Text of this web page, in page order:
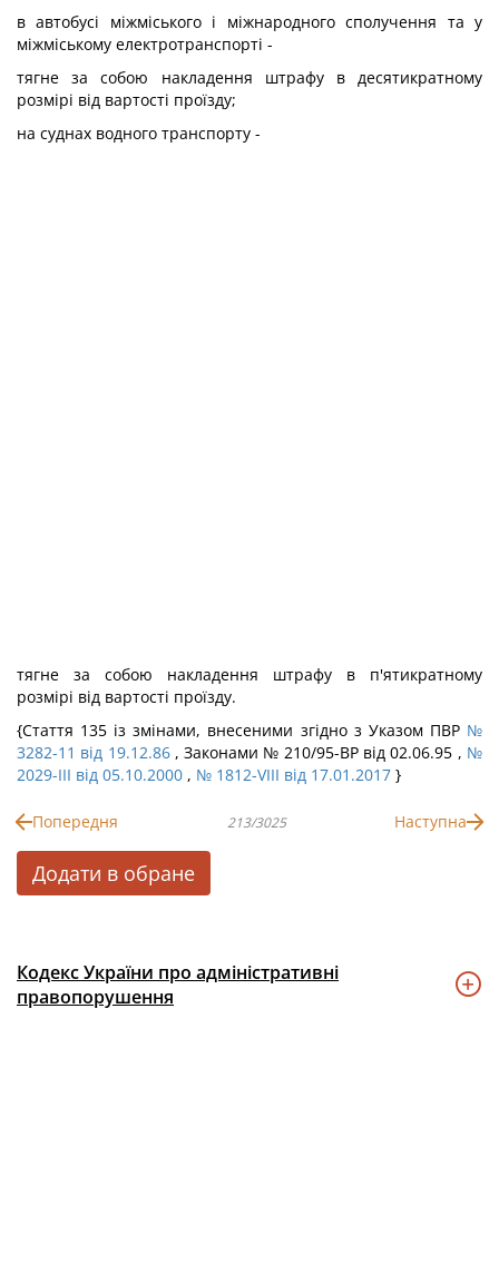
в автобусі міжміського і міжнародного сполучення та у
міжміському електротранспорті -
тягне за собою накладення штрафу в десятикратному
розмірі від вартості проїзду;
на суднах водного транспорту -
тягне за собою накладення штрафу в п'ятикратному
розмірі від вартості проїзду.
{Стаття 135 із змінами, внесеними згідно з Указом ПВР №
3282-11 від 19.12.86, Законами № 210/95-ВР від 02.06.95 , №
2029-III від 05.10.2000 , № 1812-VIII від 17.01.2017 }
Попередня 213/3025 Наступна
Додати в обране
Кодекс України про адміністративні
правопорушення